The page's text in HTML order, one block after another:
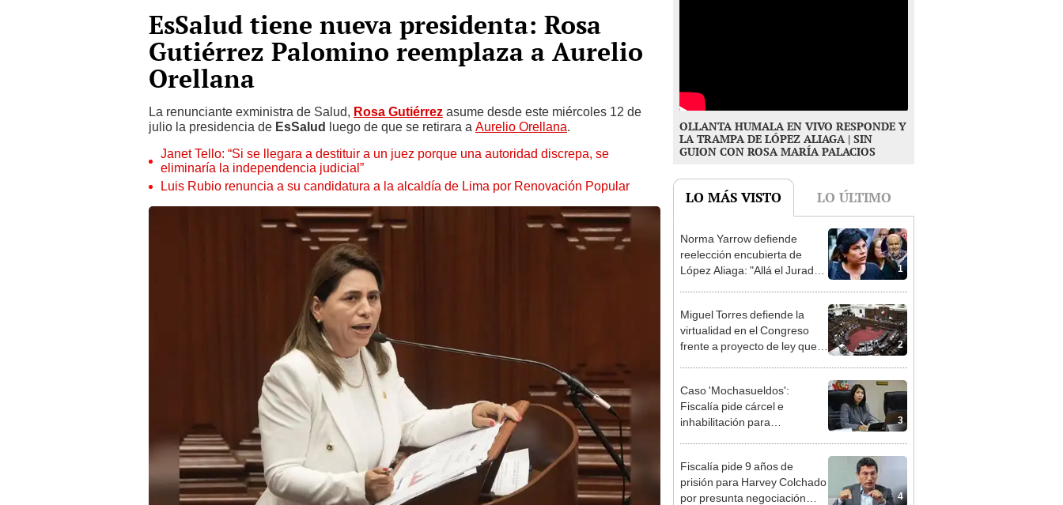
EsSalud tiene nueva presidenta: Rosa
Gutiérrez Palomino reemplaza a Aurelio
Orellana
La renunciante exministra de Salud, Rosa Gutiérrez asume desde este miércoles 12 de
julio la presidencia de EsSalud luego de que se retirara a Aurelio Orellana.
Janet Tello: “Si se llegara a destituir a un juez porque una autoridad discrepa, se
eliminaría la independencia judicial”
Luis Rubio renuncia a su candidatura a la alcaldía de Lima por Renovación Popular
OLLANTA HUMALA EN VIVO RESPONDE Y
LA TRAMPA DE LÓPEZ ALIAGA | SIN
GUION CON ROSA MARÍA PALACIOS
LO MÁS VISTO LO ÚLTIMO
1
Norma Yarrow defiende
reelección encubierta de
López Aliaga: "Allá el Jurado
2
Miguel Torres defiende la
virtualidad en el Congreso
frente a proyecto de ley que
3
Caso 'Mochasueldos':
Fiscalía pide cárcel e
inhabilitación para
4
Fiscalía pide 9 años de
prisión para Harvey Colchado
por presunta negociación